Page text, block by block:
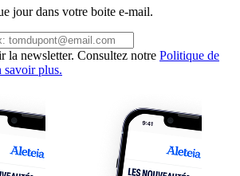
jour dans votre boite e-mail.
la newsletter. Consultez notre Politique de
savoir plus.